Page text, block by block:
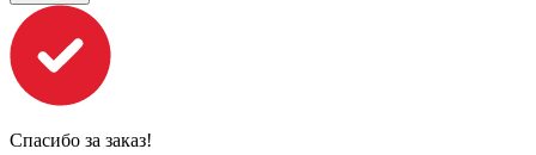
Спасибо за заказ!